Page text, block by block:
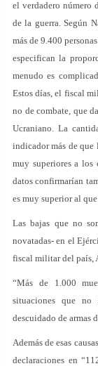
el verdadero número
de la guerra. Según
más de 9.400
especifican la
menudo es
Estos días, el fiscal
no de combate, que
Ucraniano. La
indicador más de que
muy superiores a los
datos confirmarían
es muy superior al
Las bajas que no
novatadas- en el
fiscal militar del país,
“Más de 1.000
situaciones que no
descuidado de armas
Además de esas
declaraciones en